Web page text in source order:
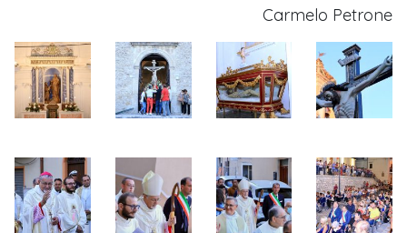
Carmelo Petrone